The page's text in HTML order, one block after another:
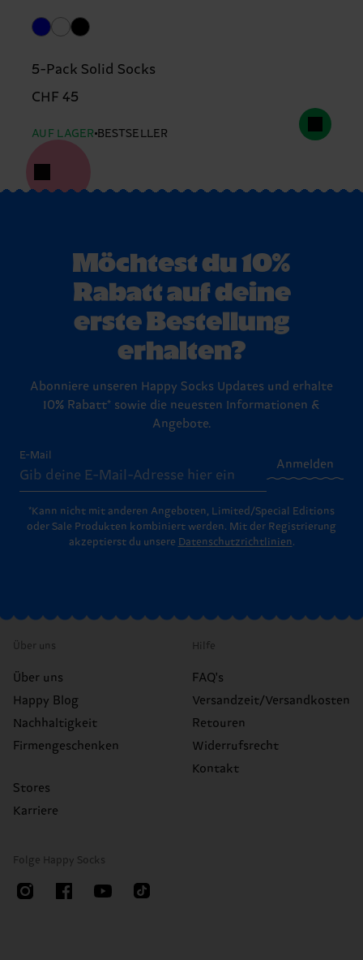
5-Pack Solid Socks
CHF 45
AUF LAGER BESTSELLER
Möchtest du 10%
Rabatt auf deine
erste Bestellung
erhalten?
Abonniere unseren Happy Socks Updates und erhalte
10% Rabatt* sowie die neuesten Informationen &
Angebote.
E-Mail
Anmelden
*Kann nicht mit anderen Angeboten, Limited/Special Editions
oder Sale Produkten kombiniert werden. Mit der Registrierung
akzeptierst du unsere Datenschutzrichtlinien.
Über uns
Über uns
Happy Blog
Nachhaltigkeit
Firmengeschenken
Stores
Karriere
Hilfe
FAQ's
Versandzeit/Versandkosten
Retouren
Widerrufsrecht
Kontakt
Folge Happy Socks